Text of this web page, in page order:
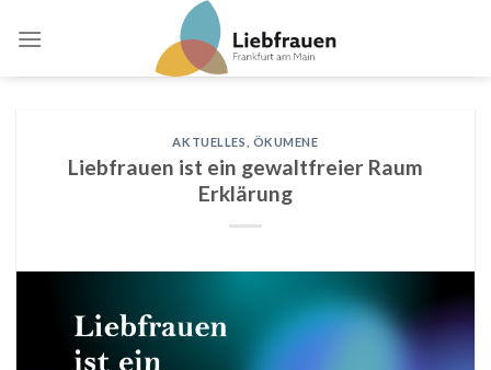
AKTUELLES ÖKUMENE
Liebfrauen ist ein gewaltfreier Raum
Erklärung